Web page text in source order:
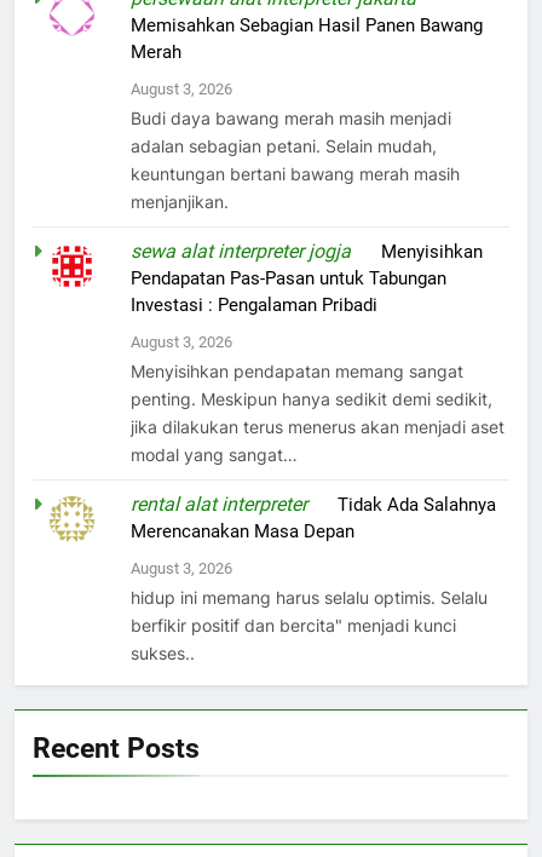
Memisahkan Sebagian Hasil Panen Bawang
Merah
August 3, 2026
Budi daya bawang merah masih menjadi
adalan sebagian petani. Selain mudah,
keuntungan bertani bawang merah masih
menjanjikan.
sewa alat interpreter jogja
Menyisihkan
Pendapatan Pas-Pasan untuk Tabungan
Investasi : Pengalaman Pribadi
August 3, 2026
Menyisihkan pendapatan memang sangat
penting. Meskipun hanya sedikit demi sedikit,
jika dilakukan terus menerus akan menjadi aset
modal yang sangat…
rental alat interpreteronTidak Ada Salahnya
Merencanakan Masa Depan
August 3, 2026
hidup ini memang harus selalu optimis. Selalu
berfikir positif dan bercita" menjadi kunci
sukses..
Recent Posts